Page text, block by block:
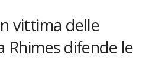
vittima delle
Rhimes difende le